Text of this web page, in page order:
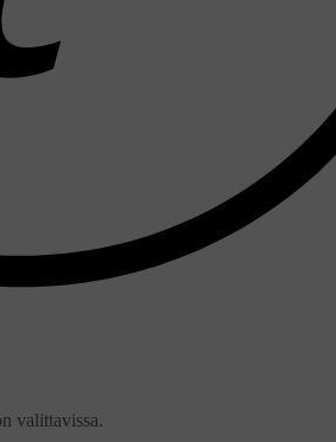
valittavissa.